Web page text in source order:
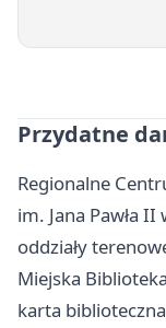
Przydatne
Regionalne
im. Jana Pawła
oddziały
Miejska
karta